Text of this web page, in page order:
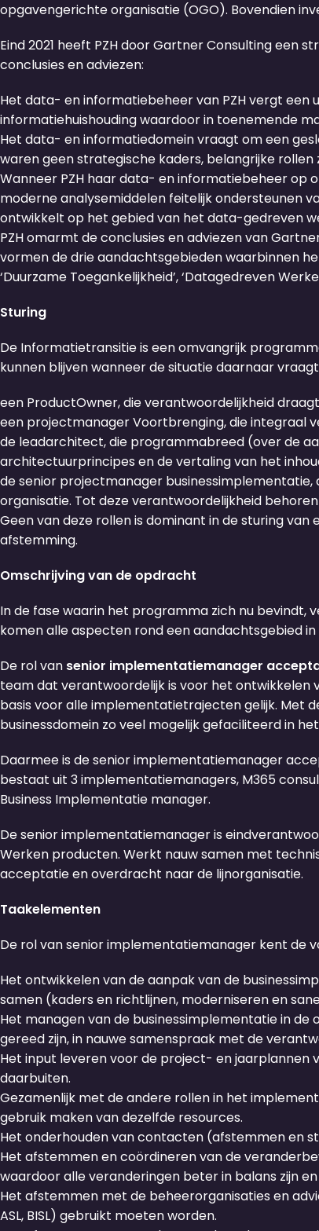
opgavengerichte organisatie (OGO). Bovendien
Eind 2021 heeft PZH door Gartner Consulting
conclusies en adviezen:
Het data- en informatiebeheer van PZH vergt een
informatiehuishouding waardoor in toenemende
Het data- en informatiedomein vraagt om een
waren geen strategische kaders, belangrijke rollen
Wanneer PZH haar data- en informatiebeheer
moderne analysemiddelen feitelijk ondersteunen
ontwikkelt op het gebied van het data-gedreven
PZH omarmt de conclusies en adviezen van
vormen de drie aandachtsgebieden waarbinnen
‘Duurzame Toegankelijkheid’, ‘Datagedreven
Sturing
De Informatietransitie is een omvangrijk
kunnen blijven wanneer de situatie daarnaar
een ProductOwner, die verantwoordelijkheid
een projectmanager Voortbrenging, die integraal
de leadarchitect, die programmabreed (over de
architectuurprincipes en de vertaling van het
de senior projectmanager
organisatie. Tot deze verantwoordelijkheid
Geen van deze rollen is dominant in de sturing
afstemming.
Omschrijving van de opdracht
In de fase waarin het programma zich nu bevindt,
komen alle aspecten rond een aandachtsgebied
De rol van senior implementatiemanager
team dat verantwoordelijk is voor het ontwikkelen
basis voor alle implementatietrajecten gelijk. Met
businessdomein zo veel mogelijk gefaciliteerd in
Daarmee is de senior implementatiemanager
bestaat uit 3 implementatiemanagers, M365
Business Implementatie manager.
De senior implementatiemanager is
Werken producten. Werkt nauw samen met
acceptatie en overdracht naar de lijnorganisatie.
Taakelementen
De rol van senior implementatiemanager kent de
Het ontwikkelen van de aanpak van de
samen (kaders en richtlijnen, moderniseren en
Het managen van de businessimplementatie in de
gereed zijn, in nauwe samenspraak met de
Het input leveren voor de project- en jaarplannen
daarbuiten.
Gezamenlijk met de andere rollen in het
gebruik maken van dezelfde resources.
Het onderhouden van contacten (afstemmen en
Het afstemmen en coördineren van de
waardoor alle veranderingen beter in balans zijn
Het afstemmen met de beheerorganisaties en
ASL, BISL) gebruikt moeten worden.